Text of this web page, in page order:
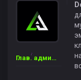
Глав. администратор